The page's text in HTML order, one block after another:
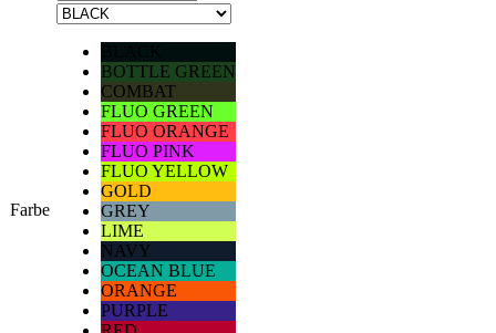
Farbe
BOTTLE GREEN
COMBAT
FLUO GREEN
FLUO ORANGE
FLUO PINK
FLUO YELLOW
GOLD
GREY
LIME
NAVY
OCEAN BLUE
ORANGE
PURPLE